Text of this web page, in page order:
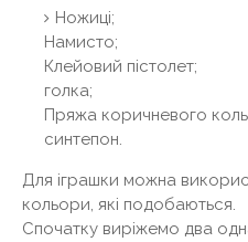
Ножиці;
Намисто;
Клейовий пістолет;
голка;
Пряжа коричневого
синтепон.
Для іграшки можна
кольори, які подобаються.
Спочатку виріжемо два